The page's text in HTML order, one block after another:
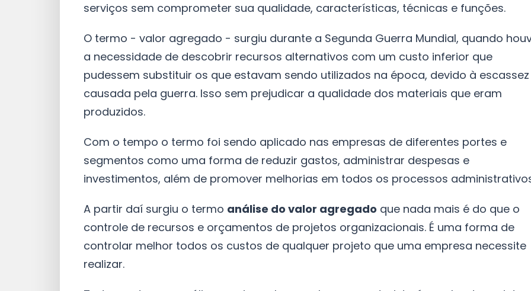
serviços sem comprometer sua qualidade, características, técnicas e funções.
O termo - valor agregado - surgiu durante a Segunda Guerra Mundial, quando
a necessidade de descobrir recursos alternativos com um custo inferior que
pudessem substituir os que estavam sendo utilizados na época, devido à escassez
causada pela guerra. Isso sem prejudicar a qualidade dos materiais que eram
produzidos.
Com o tempo o termo foi sendo aplicado nas empresas de diferentes portes e
segmentos como uma forma de reduzir gastos, administrar despesas e
investimentos, além de promover melhorias em todos os processos
A partir daí surgiu o termo análise do valor agregado que nada mais é do que o
controle de recursos e orçamentos de projetos organizacionais. É uma forma de
controlar melhor todos os custos de qualquer projeto que uma empresa necessite
realizar.